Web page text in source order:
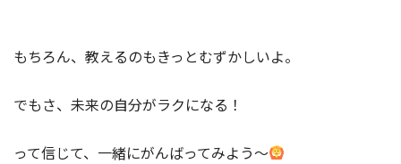
もちろん、教えるのもきっとむずかしいよ。
でもさ、未来の自分がラクになる！
って信じて、一緒にがんばってみよう～